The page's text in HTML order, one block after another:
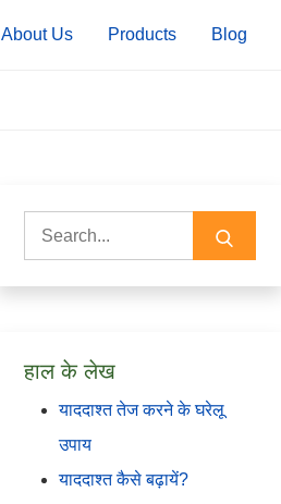
About Us Products Blog
Search
for:
हाल के लेख
याददाश्त तेज करने के घरेलू
उपाय
याददाश्त कैसे बढ़ायें?